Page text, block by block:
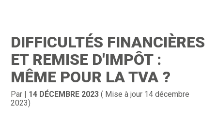
Gestion au quotidien
Financement & trésorerie
Pilotage d’entreprise
Compta
Social & RH
Juridique
DIFFICULTÉS FINANCIÈRES
ET REMISE D'IMPÔT :
MÊME POUR LA TVA ?
Par | 14 DÉCEMBRE 2023 ( Mise à jour 14 décembre
2023)